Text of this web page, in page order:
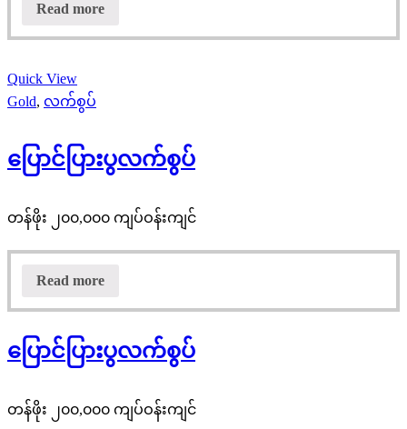
Read more
Quick View
Gold, လက်စွပ်
ပြောင်ပြားပွလက်စွပ်
တန်ဖိုး ၂၀၀,၀၀၀ ကျပ်ဝန်းကျင်
Read more
ပြောင်ပြားပွလက်စွပ်
တန်ဖိုး ၂၀၀,၀၀၀ ကျပ်ဝန်းကျင်